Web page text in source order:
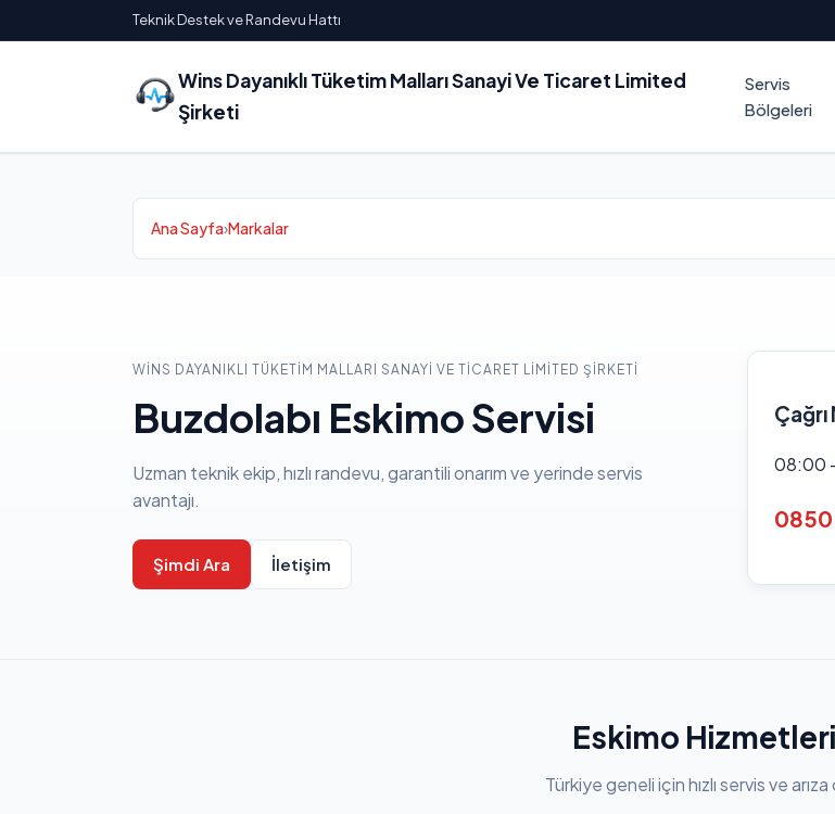
Teknik Destek ve Randevu Hattı
Wins Dayanıklı Tüketim Malları Sanayi Ve Ticaret Limited
Şirketi
Servis
Bölgeleri
Ana Sayfa›Markalar
WINS DAYANIKLI TÜKETIM MALLARI SANAYI VE TICARET LIMITED ŞIRKETI
Buzdolabı Eskimo Servisi
Uzman teknik ekip, hızlı randevu, garantili onarım ve yerinde servis
avantajı.
Şimdi Ara İletişim
08:00
0850
Eskimo
Türkiye geneli için hızlı servis ve